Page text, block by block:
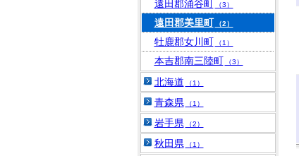
遠田郡涌谷町 （3）
遠田郡美里町 （2）
牡鹿郡女川町 （1）
本吉郡南三陸町 （3）
北海道 （1）
青森県 （1）
岩手県 （2）
秋田県 （1）